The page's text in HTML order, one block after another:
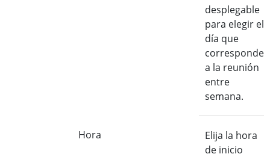
desplegable
para elegir el
día que
corresponde
a la reunión
entre
semana.
Hora
Elija la hora
de inicio